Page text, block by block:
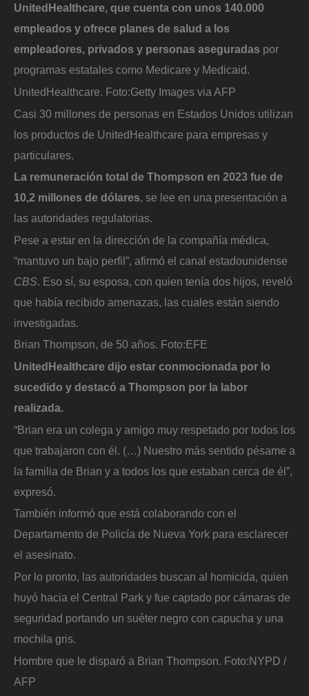
UnitedHealthcare, que cuenta con unos 140.000
empleados y ofrece planes de salud a los
empleadores, privados y personas aseguradas por
programas estatales como Medicare y Medicaid.
UnitedHealthcare. Foto:Getty Images via AFP
Casi 30 millones de personas en Estados Unidos utilizan
los productos de UnitedHealthcare para empresas y
particulares.
La remuneración total de Thompson en 2023 fue de
10,2 millones de dólares, se lee en una presentación a
las autoridades regulatorias.
Pese a estar en la dirección de la compañía médica,
“mantuvo un bajo perfil”, afirmó el canal estadounidense
CBS. Eso sí, su esposa, con quien tenía dos hijos, reveló
que había recibido amenazas, las cuales están siendo
investigadas.
Brian Thompson, de 50 años. Foto: EFE
UnitedHealthcare dijo estar conmocionada por lo
sucedido y destacó a Thompson por la labor
realizada.
“Brian era un colega y amigo muy respetado por todos los
que trabajaron con él. (…) Nuestro más sentido pésame a
la familia de Brian y a todos los que estaban cerca de él”,
expresó.
También informó que está colaborando con el
Departamento de Policía de Nueva York para esclarecer
el asesinato.
Por lo pronto, las autoridades buscan al homicida, quien
huyó hacia el Central Park y fue captado por cámaras de
seguridad portando un suéter negro con capucha y una
mochila gris.
Hombre que le disparó a Brian Thompson. Foto:NYPD /
AFP